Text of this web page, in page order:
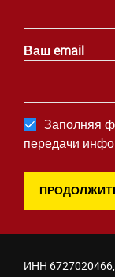
Ваш email
Заполняя
передачи
ИНН